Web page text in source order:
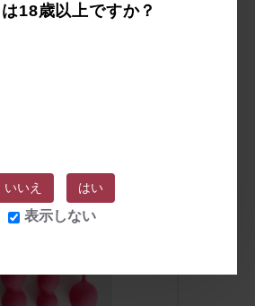
18歳以上ですか？
いいえ はい
表示しない